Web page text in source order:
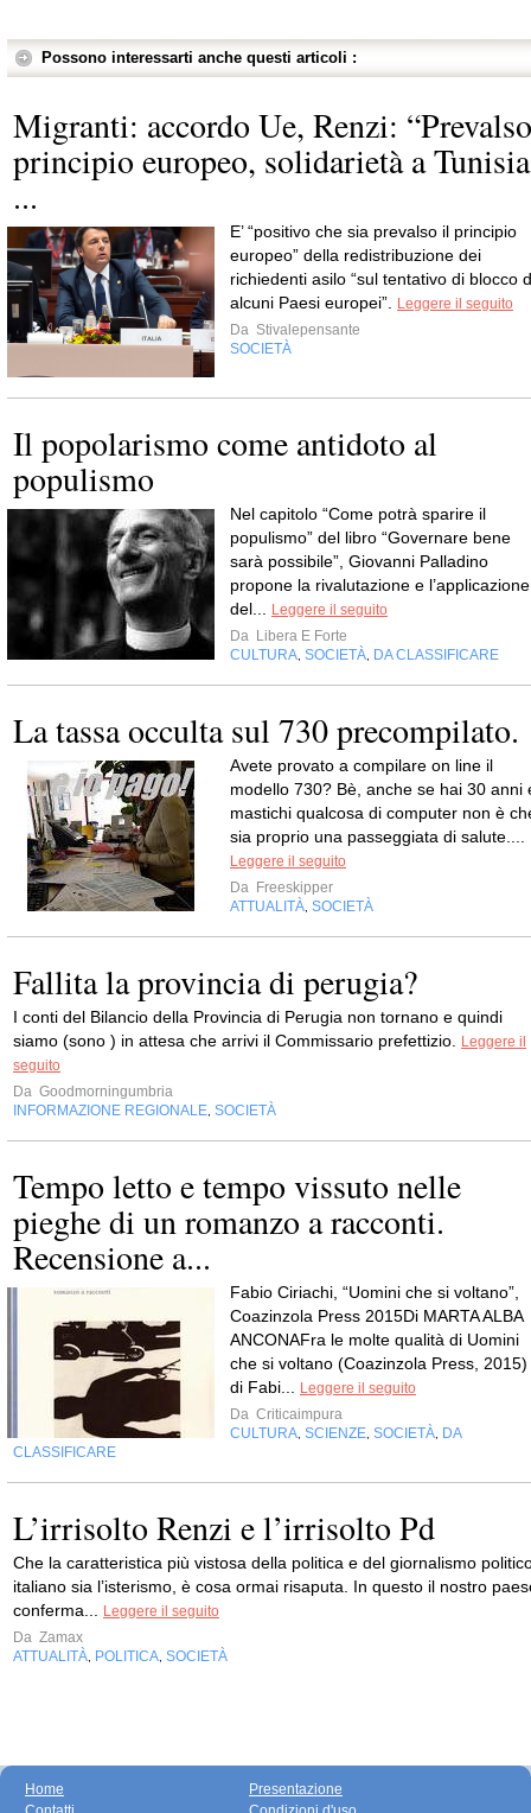
Possono interessarti anche questi articoli :
Migranti: accordo Ue, Renzi: “Prevalso
principio europeo, solidarietà a Tunisia
...
E’ “positivo che sia prevalso il principio
europeo” della redistribuzione dei
richiedenti asilo “sul tentativo di blocco
alcuni Paesi europei”.
Leggere il seguito
Da Stivalepensante
SOCIETÀ
Il popolarismo come antidoto al
populismo
Nel capitolo “Come potrà sparire il
populismo” del libro “Governare bene
sarà possibile”, Giovanni Palladino
propone la rivalutazione e l’applicazione
del...
Leggere il seguito
Da Libera E Forte
CULTURA SOCIETÀ DA CLASSIFICARE
La tassa occulta sul 730 precompilato.
Avete provato a compilare on line il
modello 730? Bè, anche se hai 30 anni
mastichi qualcosa di computer non è
sia proprio una passeggiata di salute....
Leggere il seguito
Da Freeskipper
ATTUALITÀ SOCIETÀ
Fallita la provincia di perugia?
I conti del Bilancio della Provincia di Perugia non tornano e quindi
siamo (sono ) in attesa che arrivi il Commissario prefettizio.
Leggere il
seguito
Da Goodmorningumbria
INFORMAZIONE REGIONALE SOCIETÀ
Tempo letto e tempo vissuto nelle
pieghe di un romanzo a racconti.
Recensione a...
Fabio Ciriachi, “Uomini che si voltano”,
Coazinzola Press 2015Di MARTA ALBA
ANCONAFra le molte qualità di Uomini
che si voltano (Coazinzola Press, 2015)
di Fabi...
Leggere il seguito
Da Criticaimpura
CULTURA SCIENZE SOCIETÀ DA
CLASSIFICARE
L’irrisolto Renzi e l’irrisolto Pd
Che la caratteristica più vistosa della politica e del giornalismo
italiano sia l’isterismo, è cosa ormai risaputa. In questo il nostro
conferma...
Leggere il seguito
Da Zamax
ATTUALITÀ POLITICA SOCIETÀ
Home
Presentazione